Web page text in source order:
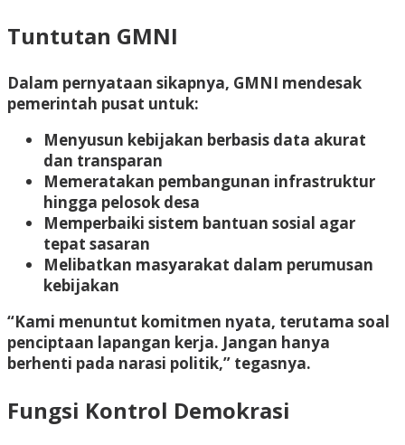
Tuntutan GMNI
Dalam pernyataan sikapnya, GMNI mendesak
pemerintah pusat untuk:
Menyusun kebijakan berbasis data akurat
dan transparan
Memeratakan pembangunan infrastruktur
hingga pelosok desa
Memperbaiki sistem bantuan sosial agar
tepat sasaran
Melibatkan masyarakat dalam perumusan
kebijakan
“Kami menuntut komitmen nyata, terutama soal
penciptaan lapangan kerja. Jangan hanya
berhenti pada narasi politik,” tegasnya.
Fungsi Kontrol Demokrasi